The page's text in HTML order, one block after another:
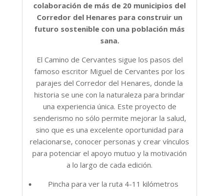
colaboración de más de 20 municipios del
Corredor del Henares para construir un
futuro sostenible con una población más
sana.
El Camino de Cervantes sigue los pasos del
famoso escritor Miguel de Cervantes por los
parajes del Corredor del Henares, donde la
historia se une con la naturaleza para brindar
una experiencia única. Este proyecto de
senderismo no sólo permite mejorar la salud,
sino que es una excelente oportunidad para
relacionarse, conocer personas y crear vínculos
para potenciar el apoyo mutuo y la motivación
a lo largo de cada edición.
Pincha para ver la ruta 4-11 kilómetros